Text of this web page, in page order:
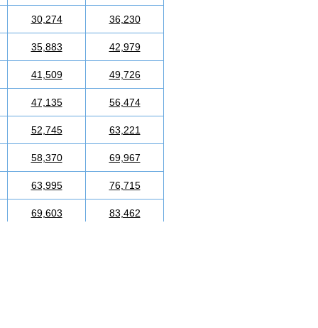
30,274 36,230
35,883 42,979
41,509 49,726
47,135 56,474
52,745 63,221
58,370 69,967
63,995 76,715
69,603 83,462